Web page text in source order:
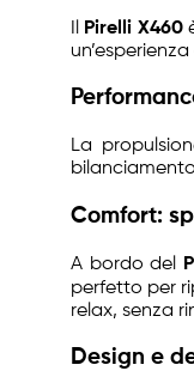
Pirelli X460
La
Comfort:
A bordo del
perfetto per
relax, senza
Design e